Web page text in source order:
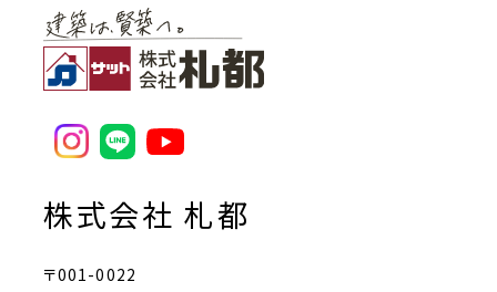
株式会社 札都
〒001-0022